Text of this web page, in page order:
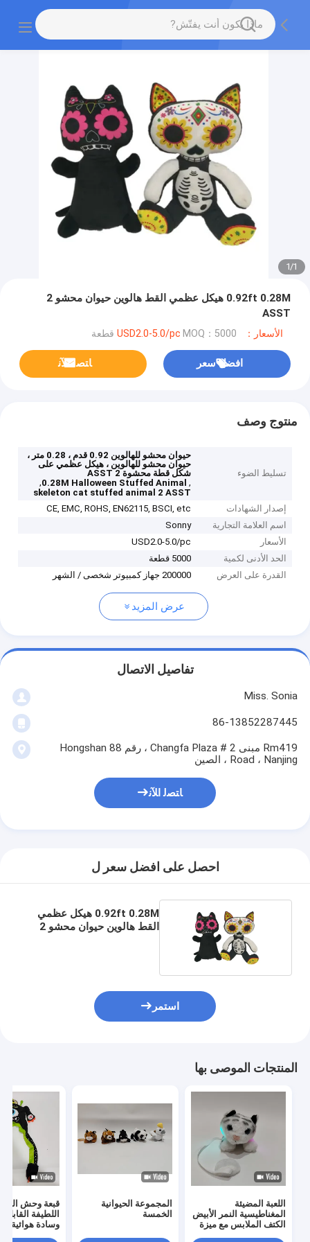
1
/
1
0.92ft 0.28M هيكل عظمي القط هالوين حيوان محشو 2
ASST
الأسعار：USD2.0-5.0/pc MOQ：5000 قطعة
افضل سعر ﺎﺘﺼﻟ ﺍﻶﻧ
منتوج وصف
تسليط الضوء
حيوان محشو للهالوين 0.92 قدم ، 0.28 متر ،
حيوان محشو للهالوين ، هيكل عظمي على
شكل قطة محشوة 2 ASST
,
0.28M Halloween Stuffed Animal
,
skeleton cat stuffed animal 2 ASST
إصدار الشهادات
CE, EMC, ROHS, EN62115, BSCI, etc
اسم العلامة التجارية
Sonny
الأسعار
USD2.0-5.0/pc
الحد الأدنى لكمية
5000 قطعة
القدرة على العرض
200000 جهاز كمبيوتر شخصى / الشهر
عرض المزيد
تفاصيل الاتصال
Miss. Sonia
86-13852287445
Rm419 مبنى 2 # Changfa Plaza ، رقم 88 Hongshan
Road ، Nanjing ، الصين
ﺎﺘﺼﻟ ﺍﻶﻧ
احصل على افضل سعر ل
0.92ft 0.28M هيكل عظمي
القط هالوين حيوان محشو 2
استمر
المنتجات الموصى بها
اللعبة المضيئة
المغناطيسية النمر الأبيض
الكتف الملابس مع ميزة
المجموعة الحيوانية
الخمسة
قبعة وحش
اللطيفة القابلة
وسادة هوائية،